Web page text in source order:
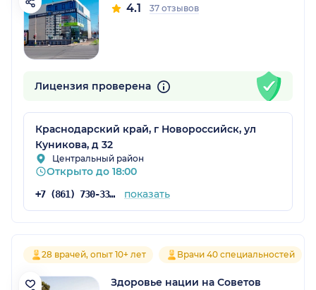
4.1 37 отзывов
Лицензия проверена
Краснодарский край, г Новороссийск, ул
Куникова, д 32
Центральный район
Открыто до 18:00
+7 (861) 730-33-72 показать
28 врачей, опыт 10+ лет Врачи 40 специальностей
Здоровье нации на Советов